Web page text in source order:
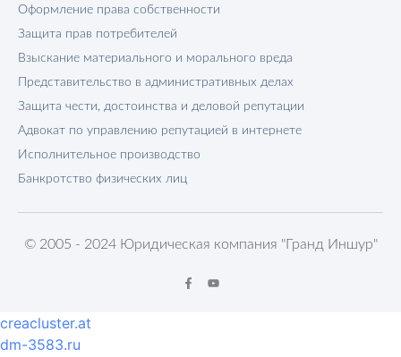
Оформление права собственности
Защита прав потребителей
Взыскание материального и морального вреда
Представительство в административных делах
Защита чести, достоинства и деловой репутации
Адвокат по управлению репутацией в интернете
Исполнительное производство
Банкротство физических лиц
© 2005 - 2024 Юридическая компания "Гранд Иншур"
creacluster.at
dm-3583.ru